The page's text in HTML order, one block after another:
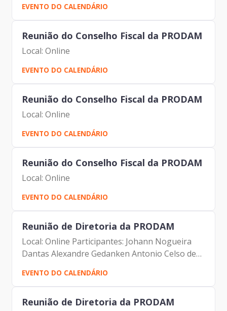
Prodabel Samuel Araujo – Salvador Leonardo
Augusto Roscoe Da Roch –...
EVENTO DO CALENDÁRIO
Reunião do Conselho Fiscal da PRODAM
Local: Online
EVENTO DO CALENDÁRIO
Reunião do Conselho Fiscal da PRODAM
Local: Online
EVENTO DO CALENDÁRIO
Reunião do Conselho Fiscal da PRODAM
Local: Online
EVENTO DO CALENDÁRIO
Reunião de Diretoria da PRODAM
Local: Online Participantes: Johann Nogueira
Dantas Alexandre Gedanken Antonio Celso de
Paula Albuquerque Filho Maurício Gonçalves
Pimentel Luciano de Azevedo Farias Ferreira
Marcio Rodrigues...
EVENTO DO CALENDÁRIO
Reunião de Diretoria da PRODAM